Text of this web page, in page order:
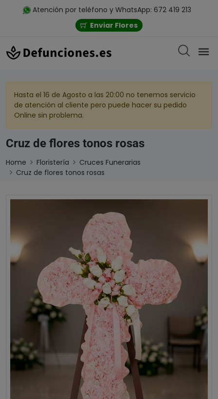
Atención por teléfono y WhatsApp: 672 419 213
Enviar Flores
Hasta el 16 de Agosto a las 20:00 no tenemos servicio
de atención al cliente pero puede hacer su pedido
Online sin problema.
Cruz de flores tonos rosas
Home Floristería
Cruces Funerarias
Cruz de flores tonos rosas